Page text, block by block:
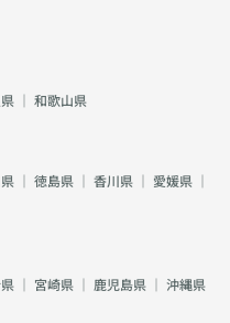
｜ 和歌山県
｜ 徳島県 ｜ 香川県 ｜ 愛媛県 ｜
｜ 宮崎県 ｜ 鹿児島県 ｜ 沖縄県